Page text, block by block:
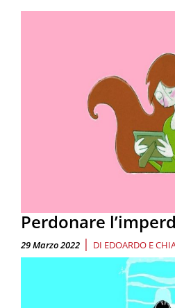
Perdonare
29 Marzo 2022 | DI EDOARDO E